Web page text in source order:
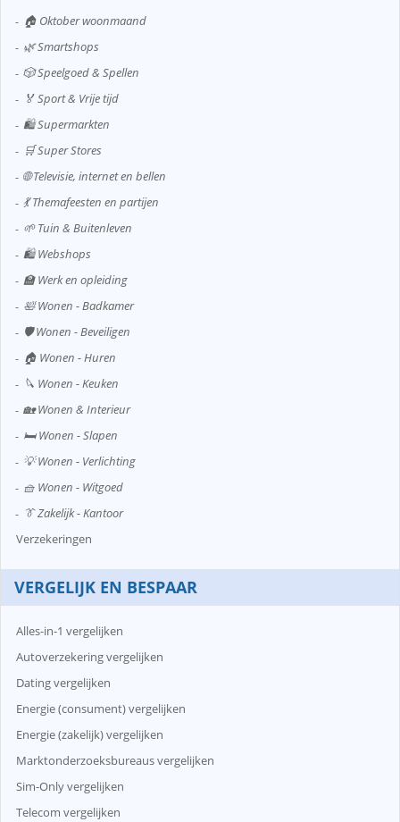
🏠 Oktober woonmaand
🌿 Smartshops
🎲 Speelgoed & Spellen
🏅 Sport & Vrije tijd
🛍️ Supermarkten
🛒 Super Stores
🌐 Televisie, internet en bellen
💃 Themafeesten en partijen
🌱 Tuin & Buitenleven
🛍️ Webshops
🏫 Werk en opleiding
🛀 Wonen - Badkamer
🛡️ Wonen - Beveiligen
🏠 Wonen - Huren
🔪 Wonen - Keuken
🏡 Wonen & Interieur
🛏️ Wonen - Slapen
💡 Wonen - Verlichting
🧺 Wonen - Witgoed
👔 Zakelijk - Kantoor
Verzekeringen
VERGELIJK EN BESPAAR
Alles-in-1 vergelijken
Autoverzekering vergelijken
Dating vergelijken
Energie (consument) vergelijken
Energie (zakelijk) vergelijken
Marktonderzoeksbureaus vergelijken
Sim-Only vergelijken
Telecom vergelijken